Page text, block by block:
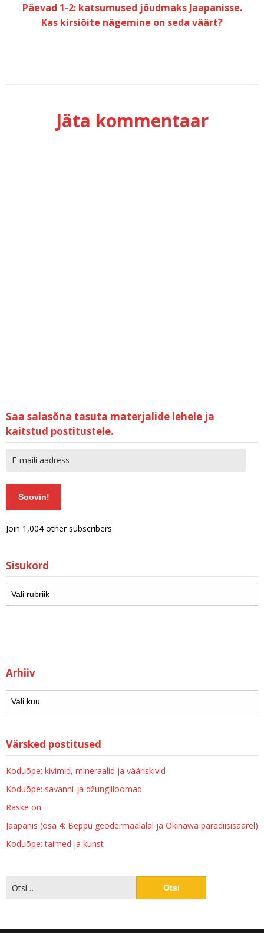
Päevad 1-2: katsumused jõudmaks Jaapanisse.
Kas kirsiõite nägemine on seda väärt?
Jäta kommentaar
Saa salasõna tasuta materjalide lehele ja
kaitstud postitustele.
Soovin!
Join 1,004 other subscribers
Sisukord
Arhiiv
Värsked postitused
Koduõpe: kivimid, mineraalid ja vääriskivid
Koduõpe: savanni-ja džungliloomad
Raske on
Jaapanis (osa 4: Beppu geodermaalalal ja Okinawa paradiisisaarel)
Koduõpe: taimed ja kunst